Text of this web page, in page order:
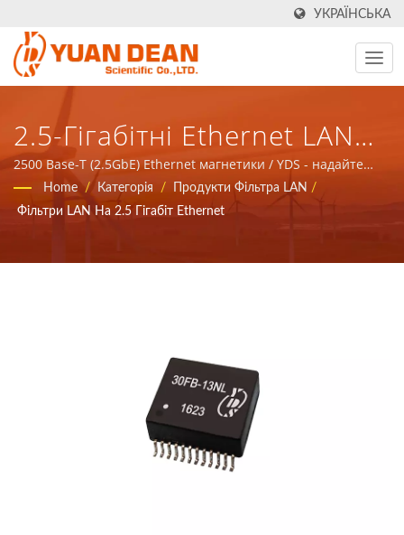
УКРАЇНСЬКА
2.5-Гігабітні Ethernet LAN
Трансформатори / YDS -
Надайте Загальне Рішення
2500 Base-T (2.5GbE) Ethernet магнетики / YDS - надайте
загальне рішення для магнітних компонентів та
енергетичних продуктів у комунікаційних мережах.
Home / Категорія / Продукти Фільтра LAN /
Фільтри LAN На 2.5 Гігабіт Ethernet